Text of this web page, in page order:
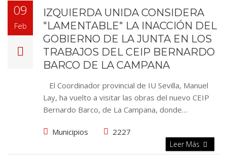
09
Feb
IZQUIERDA UNIDA CONSIDERA
"LAMENTABLE" LA INACCIÓN DEL
GOBIERNO DE LA JUNTA EN LOS
TRABAJOS DEL CEIP BERNARDO
BARCO DE LA CAMPANA
El Coordinador provincial de IU Sevilla, Manuel
Lay, ha vuelto a visitar las obras del nuevo CEIP
Bernardo Barco, de La Campana, donde…
Municipios 2227
Leer Más